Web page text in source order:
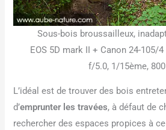
Sous-bois broussailleux,
EOS 5D mark II + Canon 24-105/
f/5.0, 1/15ème, 800
L’idéal est de trouver des bois
d’emprunter les travées, à défaut de
rechercher des espaces propices à